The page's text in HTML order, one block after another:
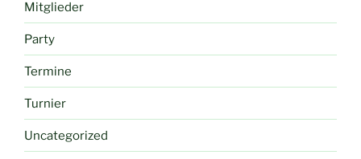
Mitglieder
Party
Termine
Turnier
Uncategorized